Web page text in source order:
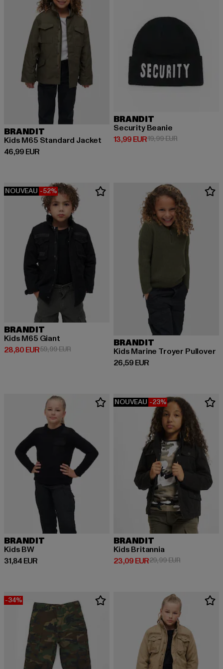
BRANDIT
Kids M65 Standard Jacket
46,99 EUR
Prix courant: 46,99 EUR
BRANDIT
Security Beanie
13,99 EUR
Prix courant: 13,99 EUR
19,99 EURPrix en
NOUVEAU -52%
BRANDIT
Kids M65 Giant
28,80 EUR
Prix courant: 28,80 EUR
59,99 EURPrix en promotion: 59,99 EUR
BRANDIT
Kids Marine Troyer Pullover
26,59 EUR
Prix courant: 26,59 EUR
BRANDIT
Kids BW
31,84 EUR
Prix courant: 31,84 EUR
NOUVEAU -23%
BRANDIT
Kids Britannia
23,09 EUR
Prix courant: 23,09 EUR
29,99 EURPrix en
-34%